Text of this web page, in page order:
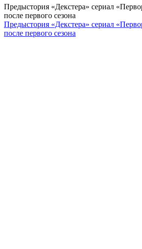
Предыстория «Декстера» сериал
после первого сезона
Предыстория «Декстера» сериал
после первого сезона